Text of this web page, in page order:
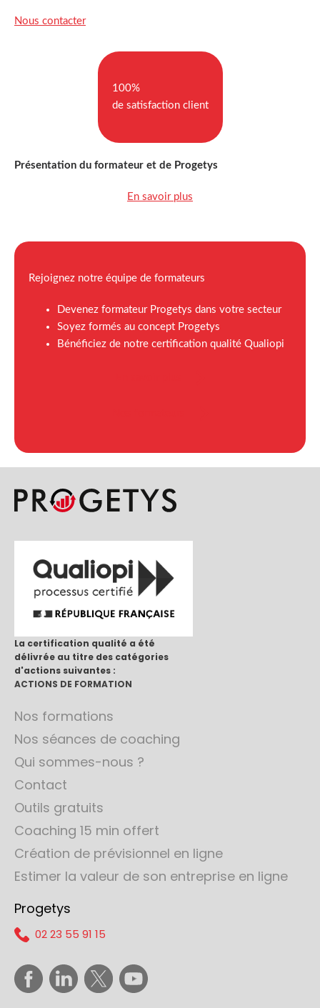
Nous contacter
100%
de satisfaction client
Présentation du formateur et de Progetys
En savoir plus
Rejoignez notre équipe de formateurs
Devenez formateur Progetys dans votre secteur
Soyez formés au concept Progetys
Bénéficiez de notre certification qualité Qualiopi
La certification qualité a été
délivrée au titre des catégories
d'actions suivantes :
ACTIONS DE FORMATION
Nos formations
Nos séances de coaching
Qui sommes-nous ?
Contact
Outils gratuits
Coaching 15 min offert
Création de prévisionnel en ligne
Estimer la valeur de son entreprise en ligne
Progetys
02 23 55 91 15